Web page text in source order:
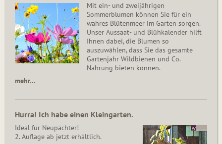
Mit ein- und zweijährigen
Sommerblumen können Sie für ein
wahres Blütenmeer im Garten sorgen.
Unser Aussaat- und Blühkalender hilft
Ihnen dabei, die Blumen so
auszuwählen, dass Sie das gesamte
Gartenjahr Wildbienen und Co.
Nahrung bieten können.
mehr…
Hurra! Ich habe einen Kleingarten.
Ideal für Neupächter!
2. Auflage ab jetzt erhältlich.